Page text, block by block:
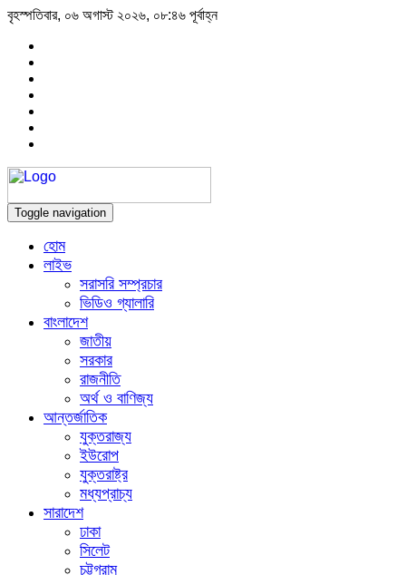
বৃহস্পতিবার, ০৬ অগাস্ট ২০২৬, ০৮:৪৬ পূর্বাহ্ন
Toggle navigation
হোম
লাইভ
সরাসরি সম্প্রচার
ভিডিও গ্যালারি
বাংলাদেশ
জাতীয়
সরকার
রাজনীতি
অর্থ ও বাণিজ্য
আন্তর্জাতিক
যুক্তরাজ্য
ইউরোপ
যুক্তরাষ্ট্র
মধ্যপ্রাচ্য
সারাদেশ
ঢাকা
সিলেট
চট্টগ্রাম